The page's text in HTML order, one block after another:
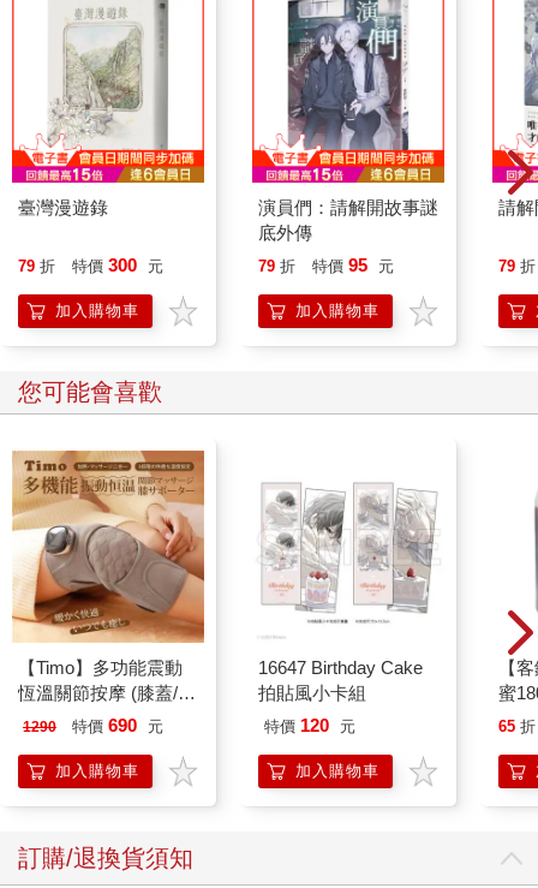
臺灣漫遊錄
79 折 特價 300 元
加入購物車
演員們：請解開故事謎
底外傳
79 折 特價 95 元
加入購物車
請解
79 折
您可能會喜歡
【Timo】多功能震動
恆溫關節按摩 (膝蓋/
肩/手肘通用) 無線充電
膝熱敷 【單入組】
1290 特價 690 元
加入購物車
16647 Birthday Cake
拍貼風小卡組
特價 120 元
加入購物車
【
蜜
65 折
訂購/退換貨須知